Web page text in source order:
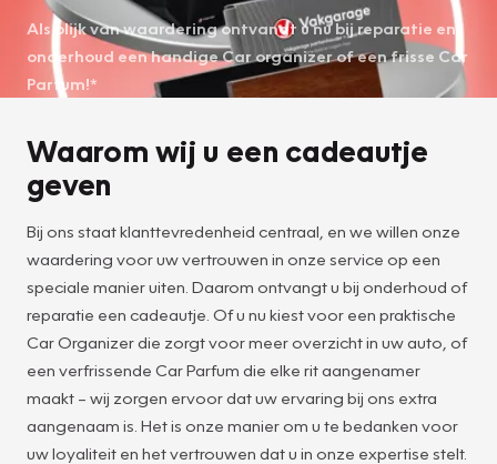
Als blijk van waardering ontvangt u nu bij reparatie en
onderhoud een handige Car organizer of een frisse Car
Parfum!*
Waarom wij u een cadeautje
geven
Bij ons staat klanttevredenheid centraal, en we willen onze
waardering voor uw vertrouwen in onze service op een
speciale manier uiten. Daarom ontvangt u bij onderhoud of
reparatie een cadeautje. Of u nu kiest voor een praktische
Car Organizer die zorgt voor meer overzicht in uw auto, of
een verfrissende Car Parfum die elke rit aangenamer
maakt – wij zorgen ervoor dat uw ervaring bij ons extra
aangenaam is. Het is onze manier om u te bedanken voor
uw loyaliteit en het vertrouwen dat u in onze expertise stelt.